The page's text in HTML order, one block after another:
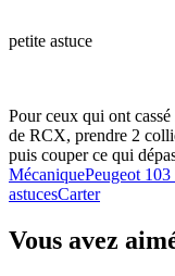
petite astuce
Pour ceux qui ont
de RCX, prendre 2
puis couper ce qui
MécaniquePeugeot
astucesCarter
Vous avez